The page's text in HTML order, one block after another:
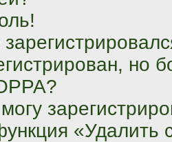
но
«Удалить